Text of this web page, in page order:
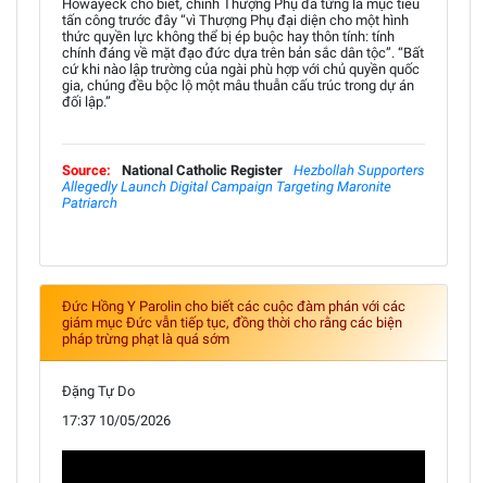
Howayeck cho biết, chính Thượng Phụ đã từng là mục tiêu
tấn công trước đây “vì Thượng Phụ đại diện cho một hình
thức quyền lực không thể bị ép buộc hay thôn tính: tính
chính đáng về mặt đạo đức dựa trên bản sắc dân tộc”. “Bất
cứ khi nào lập trường của ngài phù hợp với chủ quyền quốc
gia, chúng đều bộc lộ một mâu thuẫn cấu trúc trong dự án
đối lập.”
Source: National Catholic Register
Hezbollah Supporters
Allegedly Launch Digital Campaign Targeting Maronite
Patriarch
Đức Hồng Y Parolin cho biết các cuộc đàm phán với các
giám mục Đức vẫn tiếp tục, đồng thời cho rằng các biện
pháp trừng phạt là quá sớm
Đặng Tự Do
17:37 10/05/2026